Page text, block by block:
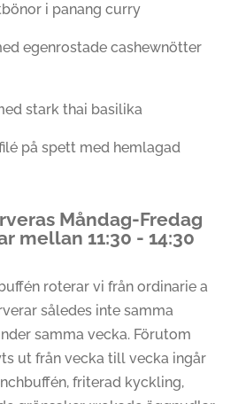
i panang curry
egenrostade cashewnötter
stark thai basilika
på spett med hemlagad
Måndag-Fredag
mellan 11:30 - 14:30
roterar vi från ordinarie a
således inte samma
samma vecka. Förutom
ut från vecka till vecka ingår
friterad kyckling,